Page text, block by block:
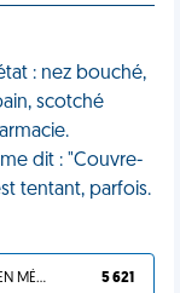
: nez bouché,
scotché
dit : "Couvre-
tentant, parfois.
TU L'AS BIEN MÉRITÉ 5 621